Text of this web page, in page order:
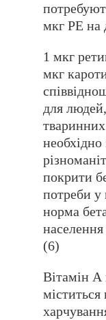
мкг РЕ на
1 мкг
мкг
для
необхідно
покрити
потреби у
норма
(6)
Вітамін
міститься